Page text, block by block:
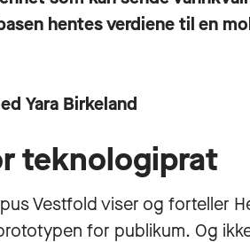
hentes verdiene til en
Yara Birkeland
teknologiprat
Vestfold viser og forteller
for publikum. Og